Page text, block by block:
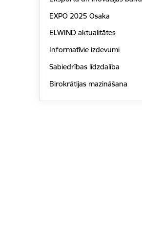
EXPO 2025 Osaka
ELWIND aktualitātes
Informatīvie izdevumi
Sabiedrības līdzdalība
Birokrātijas mazināšana